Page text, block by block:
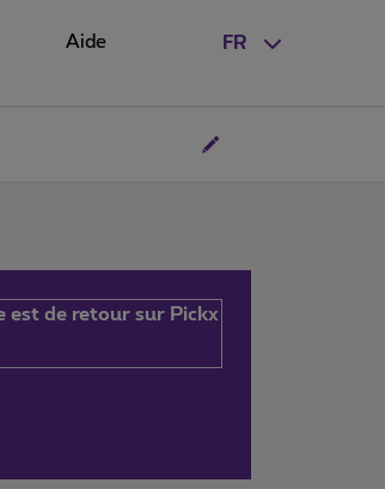
FR
Aide
est de retour sur Pickx